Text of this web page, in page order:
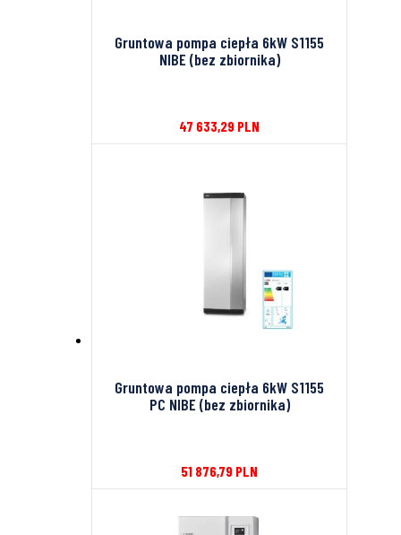
Gruntowa pompa ciepła 6kW S1155
NIBE (bez zbiornika)
47 633,29 PLN
Gruntowa pompa ciepła 6kW S1155
PC NIBE (bez zbiornika)
51 876,79 PLN